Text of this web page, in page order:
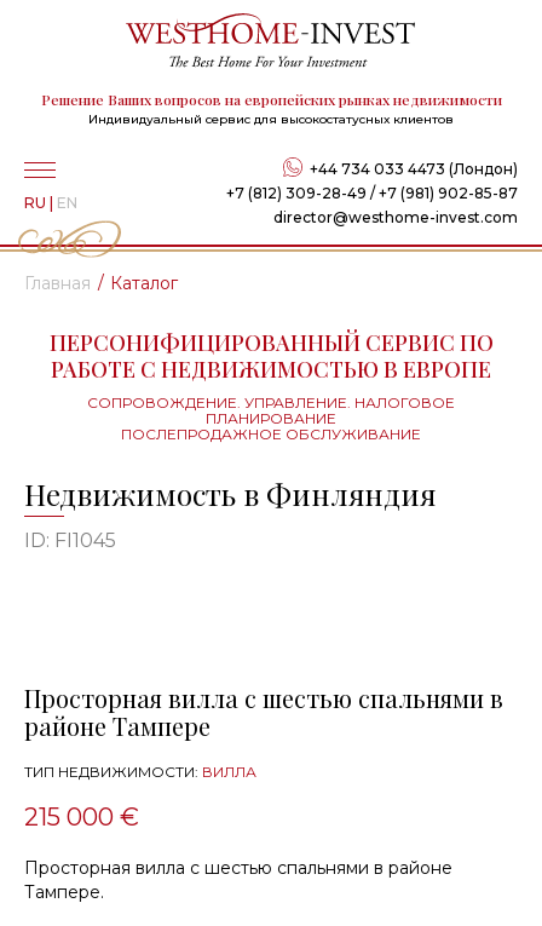
Решение Ваших вопросов на европейских рынках недвижимости
Индивидуальный сервис для высокостатусных клиентов
+44 734 033 4473 (Лондон)
+7 (812) 309-28-49 / +7 (981) 902-85-87
director@westhome-invest.com
RU | EN
Главная Каталог
ПЕРСОНИФИЦИРОВАННЫЙ СЕРВИС ПО
РАБОТЕ С НЕДВИЖИМОСТЬЮ В ЕВРОПЕ
СОПРОВОЖДЕНИЕ. УПРАВЛЕНИЕ. НАЛОГОВОЕ
ПЛАНИРОВАНИЕ
ПОСЛЕПРОДАЖНОЕ ОБСЛУЖИВАНИЕ
Недвижимость в Финляндия
ID: FI1045
Просторная вилла с шестью спальнями в
районе Тампере
ТИП НЕДВИЖИМОСТИ: ВИЛЛА
215 000 €
Просторная вилла с шестью спальнями в районе
Тампере.